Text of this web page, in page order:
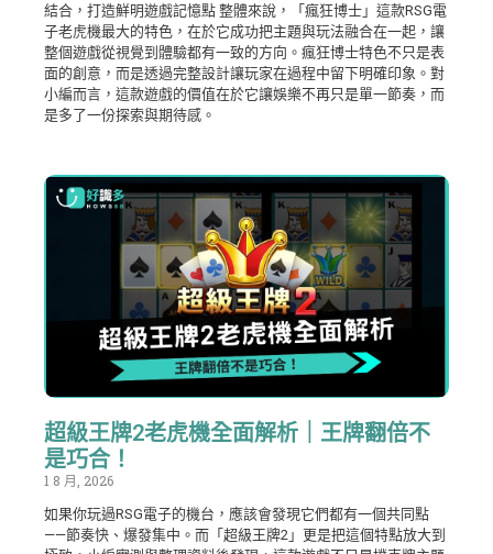
結合，打造鮮明遊戲記憶點 整體來說，「瘋狂博士」這款RSG電
子老虎機最大的特色，在於它成功把主題與玩法融合在一起，讓
整個遊戲從視覺到體驗都有一致的方向。瘋狂博士特色不只是表
面的創意，而是透過完整設計讓玩家在過程中留下明確印象。對
小編而言，這款遊戲的價值在於它讓娛樂不再只是單一節奏，而
是多了一份探索與期待感。
超級王牌2老虎機全面解析｜王牌翻倍不
是巧合！
1 8 月, 2026
如果你玩過RSG電子的機台，應該會發現它們都有一個共同點
——節奏快、爆發集中。而「超級王牌2」更是把這個特點放大到